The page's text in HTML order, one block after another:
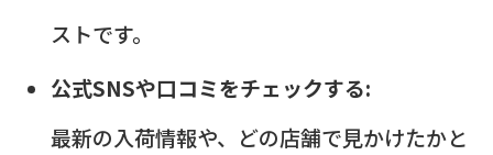
ストです。
公式SNSや口コミをチェックする:
最新の入荷情報や、どの店舗で見かけたかと